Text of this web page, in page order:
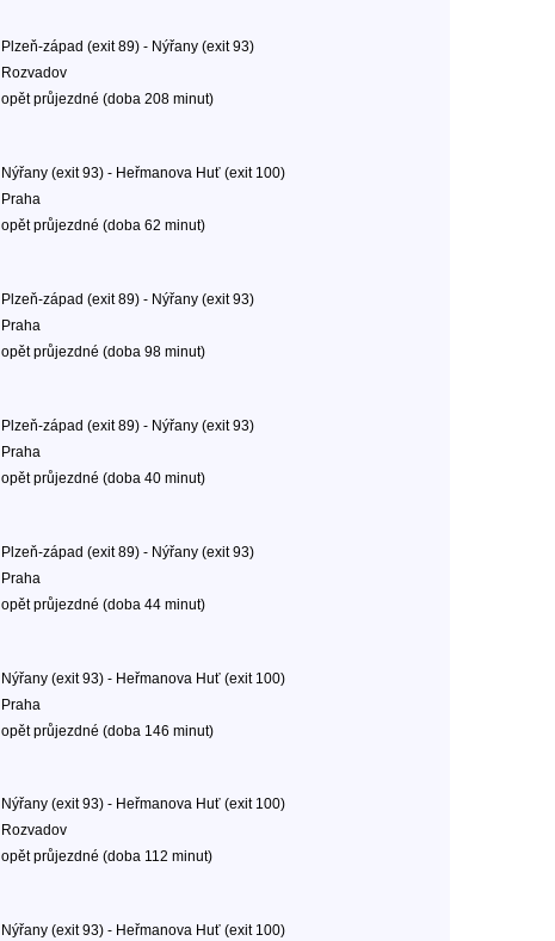
Plzeň-západ (exit 89) - Nýřany (exit 93)
Rozvadov
opět průjezdné (doba 208 minut)
Nýřany (exit 93) - Heřmanova Huť (exit 100)
Praha
opět průjezdné (doba 62 minut)
Plzeň-západ (exit 89) - Nýřany (exit 93)
Praha
opět průjezdné (doba 98 minut)
Plzeň-západ (exit 89) - Nýřany (exit 93)
Praha
opět průjezdné (doba 40 minut)
Plzeň-západ (exit 89) - Nýřany (exit 93)
Praha
opět průjezdné (doba 44 minut)
Nýřany (exit 93) - Heřmanova Huť (exit 100)
Praha
opět průjezdné (doba 146 minut)
Nýřany (exit 93) - Heřmanova Huť (exit 100)
Rozvadov
opět průjezdné (doba 112 minut)
Nýřany (exit 93) - Heřmanova Huť (exit 100)